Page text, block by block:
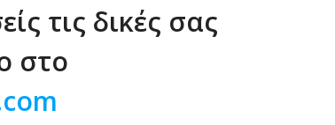
τις δικές σας
στο